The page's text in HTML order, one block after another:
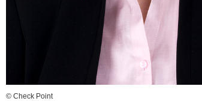
© Check Point